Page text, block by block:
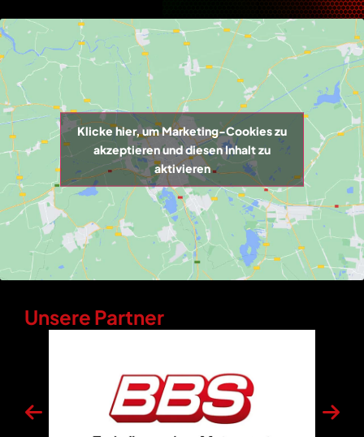
Klicke hier, um Marketing-Cookies zu
akzeptieren und diesen Inhalt zu
aktivieren
Unsere Partner